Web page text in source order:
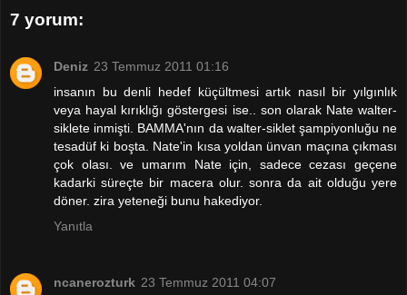
7 yorum:
Deniz 23 Temmuz 2011 01:16
insanın bu denli hedef küçültmesi artık nasıl bir yılgınlık
veya hayal kırıklığı göstergesi ise.. son olarak Nate walter-
siklete inmişti. BAMMA'nın da walter-siklet şampiyonluğu ne
tesadüf ki boşta. Nate'in kısa yoldan ünvan maçına çıkması
çok olası. ve umarım Nate için, sadece cezası geçene
kadarki süreçte bir macera olur. sonra da ait olduğu yere
döner. zira yeteneği bunu hakediyor.
Yanıtla
ncanerozturk 23 Temmuz 2011 04:07